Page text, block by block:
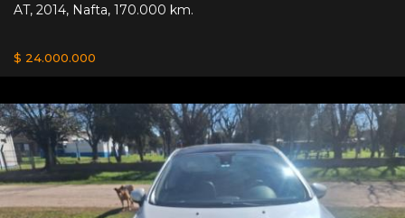
AT, 2014, Nafta, 170.000 km.
$ 24.000.000